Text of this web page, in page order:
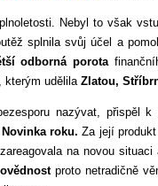
Nebyl to však
splnila svůj účel a
odborná porota
kterým udělilaZlatou,
nazývat, přispěl
Novinka roku.Za její
na novou
proto netradičně